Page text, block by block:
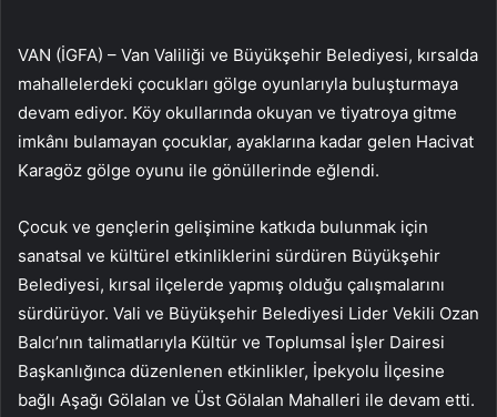
VAN (İGFA) – Van Valiliği ve Büyükşehir Belediyesi, kırsalda
mahallelerdeki çocukları gölge oyunlarıyla buluşturmaya
devam ediyor. Köy okullarında okuyan ve tiyatroya gitme
imkânı bulamayan çocuklar, ayaklarına kadar gelen Hacivat
Karagöz gölge oyunu ile gönüllerinde eğlendi.
Çocuk ve gençlerin gelişimine katkıda bulunmak için
sanatsal ve kültürel etkinliklerini sürdüren Büyükşehir
Belediyesi, kırsal ilçelerde yapmış olduğu çalışmalarını
sürdürüyor. Vali ve Büyükşehir Belediyesi Lider Vekili Ozan
Balcı’nın talimatlarıyla Kültür ve Toplumsal İşler Dairesi
Başkanlığınca düzenlenen etkinlikler, İpekyolu İlçesine
bağlı Aşağı Gölalan ve Üst Gölalan Mahalleri ile devam etti.